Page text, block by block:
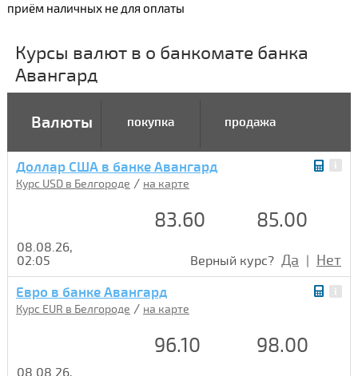
приём наличных не для оплаты
Курсы валют в о банкомате банка
Авангард
Валюты покупка продажа
Доллар США в банке Авангард
Курс USD в Белгороде / на карте
83.60 85.00
08.08.26,
02:05
Верный курс? Да | Нет
Евро в банке Авангард
Курс EUR в Белгороде / на карте
96.10 98.00
08.08.26,